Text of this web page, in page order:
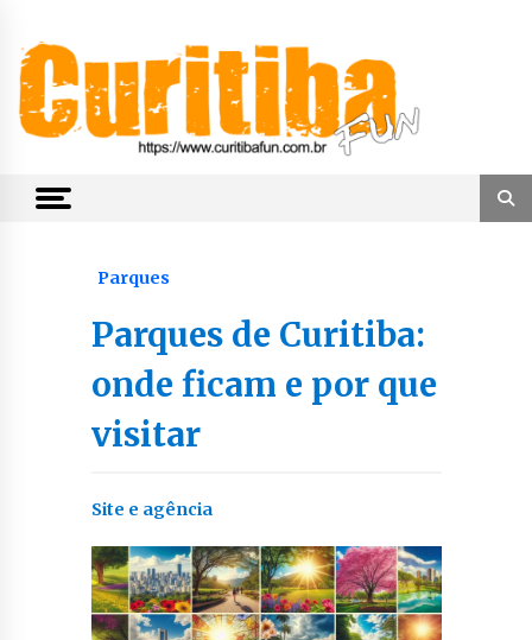
content
CuritibaFun
Parques
Parques de Curitiba:
onde ficam e por que
visitar
Site e agência